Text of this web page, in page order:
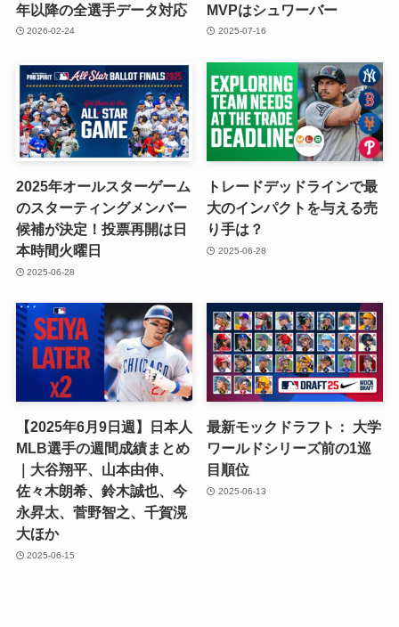
年以降の全選手データ対応
2026-02-24
MVPはシュワーバー
2025-07-16
2025年オールスターゲーム
のスターティングメンバー
候補が決定！投票再開は日
本時間火曜日
2025-06-28
トレードデッドラインで最
大のインパクトを与える売
り手は？
2025-06-28
【2025年6月9日週】日本人
MLB選手の週間成績まとめ
｜大谷翔平、山本由伸、
佐々木朗希、鈴木誠也、今
永昇太、菅野智之、千賀滉
大ほか
2025-06-15
最新モックドラフト： 大学
ワールドシリーズ前の1巡
目順位
2025-06-13